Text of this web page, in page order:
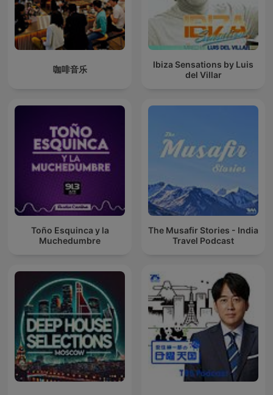
咖啡音乐
Ibiza Sensations by Luis
del Villar
Toño Esquinca y la
Muchedumbre
The Musafir Stories - India
Travel Podcast